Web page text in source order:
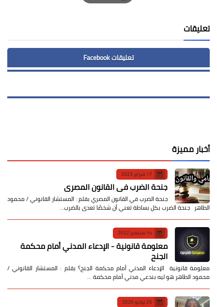
Print
تعليقات
تعليقات Facebook
أخبار مميزة
17 فبراير 2023
جنحة الضرب في القانون المصري
جنحة الضرب في القانون المصري بقلم : المستشار القانوني / محمود
الطاهر جنحة الضرب بكل بساطة تعني أن شخصًا تعدى بالضرب…
14 سبتمبر 2022
معلومة قانونية - الإدعاء المدني أمام محكمة
الجنح
معلومة قانونية الإدعاء المدني أمام محكمة الجنح؟ بقلم : المستشار القانوني /
محمود الطاهر هو ليه بندعي مدني أمام محكمة …
25 يوليو 2026